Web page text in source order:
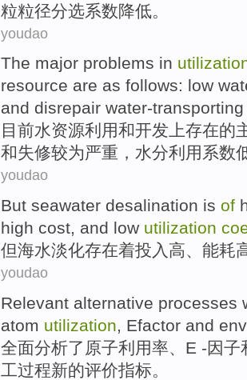
粒粒径分选系数降低 。
youdao
The major problems in
resource are as follows: low
and disrepair water-transporting
目前水资源利用和开发上存在的
和失修较为严重， 水分利用 系数
youdao
But seawater desalination is of
high cost, and low utilization
但海水淡化存在着投入 高、 能耗
youdao
Relevant alternative processes
atom utilization, Efactor and
全面分析了 原子利用率、 E -因子
工过程新的评价指标。